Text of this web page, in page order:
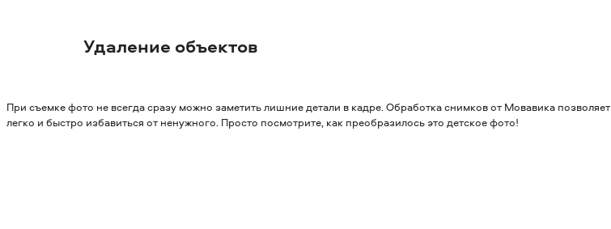
Удаление объектов
При съемке фото не всегда сразу можно заметить лишние детали в кадре. Обработка снимков от Мовавика позволяет
легко и быстро избавиться от ненужного. Просто посмотрите, как преобразилось это детское фото!